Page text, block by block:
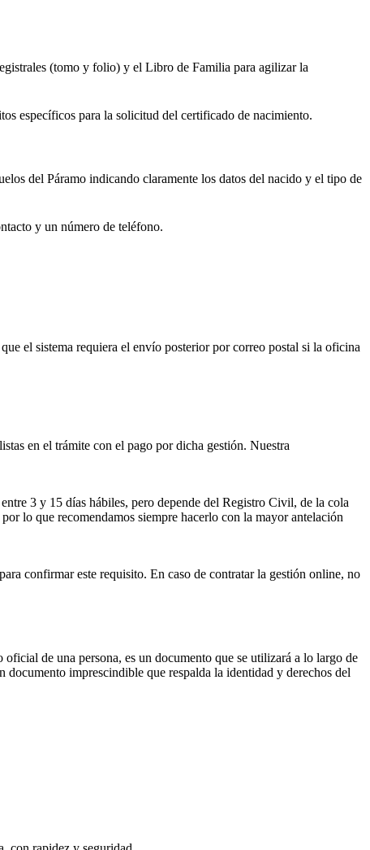
(tomo y folio) y el Libro de Familia para agilizar la
específicos para la solicitud del certificado de nacimiento.
del Páramo indicando claramente los datos del nacido y el tipo de
y un número de teléfono.
el sistema requiera el envío posterior por correo postal si la oficina
en el trámite con el pago por dicha gestión. Nuestra
3 y 15 días hábiles, pero depende del Registro Civil, de la cola
lo que recomendamos siempre hacerlo con la mayor antelación
para confirmar este requisito. En caso de contratar la gestión online, no
oficial de una persona, es un documento que se utilizará a lo largo de
imprescindible que respalda la identidad y derechos del